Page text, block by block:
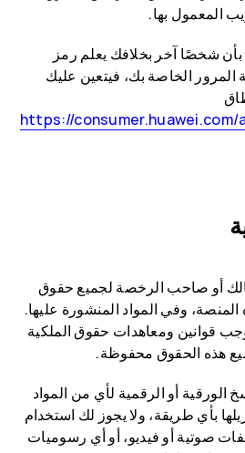
المعمول بها.
بأن شخصًا آخر بخلافك يعلم رمز
الخاصة بك، فيتعين عليك
/https://
أو صاحب الرخصة لجميع حقوق
وفي المواد المنشورة عليها.
قوانين ومعاهدات حقوق الملكية
هذه الحقوق محفوظة.
الورقية أو الرقمية لأي من المواد
بأي طريقة، ولا يجوز لك استخدام
صوتية أو فيديو، أو أي رسوميات